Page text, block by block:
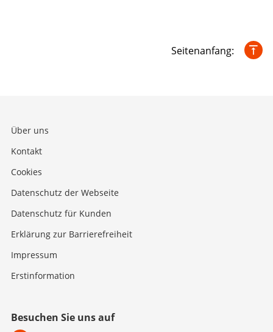
Seitenanfang:
Über uns
Kontakt
Cookies
Datenschutz der Webseite
Datenschutz für Kunden
Erklärung zur Barrierefreiheit
Impressum
Erstinformation
Besuchen Sie uns auf